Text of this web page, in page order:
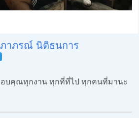
าภรณ์ นิติธนการ
อบคุณทุกงาน ทุกที่ที่ไป ทุกคนที่มานะ